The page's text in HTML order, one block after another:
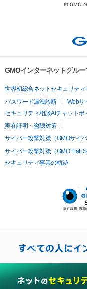
© GMO
GMOインターネットグル
世界初総合ネットセキュリティ
パスワード漏洩診断
Webサ
セキュリティ相談AIチャットボ
実在証明・盗聴対策
サイバー攻撃対策（GMOサイ
サイバー攻撃対策（GMO Flatt
セキュリティ事業の軌跡